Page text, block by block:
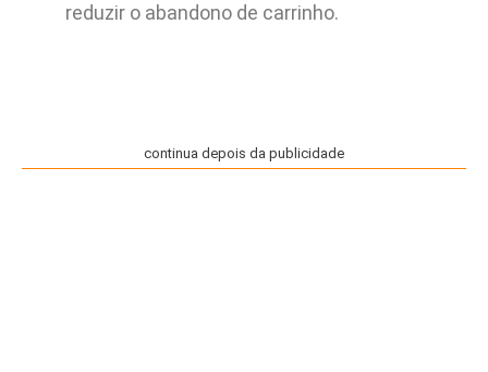
reduzir o abandono de carrinho.
continua depois da publicidade